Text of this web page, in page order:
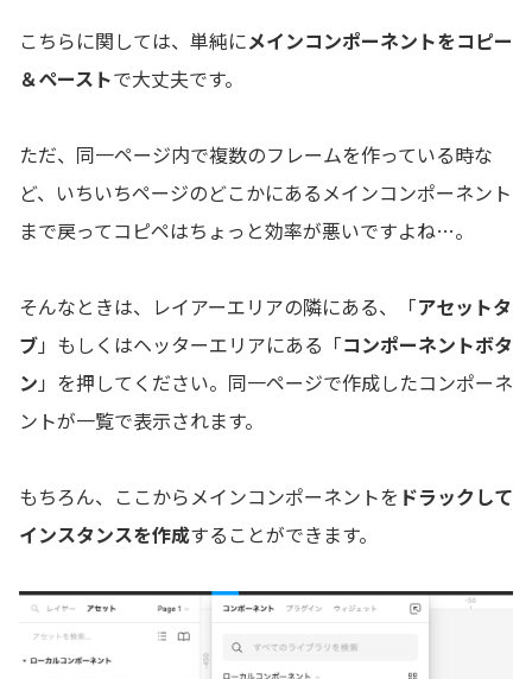
こちらに関しては、単純にメインコンポーネントをコピー
＆ペーストで大丈夫です。
ただ、同一ページ内で複数のフレームを作っている時な
ど、いちいちページのどこかにあるメインコンポーネント
まで戻ってコピペはちょっと効率が悪いですよね…。
そんなときは、レイアーエリアの隣にある、「アセットタ
ブ」もしくはヘッターエリアにある「コンポーネントボタ
ン 」を押してください。同一ページで作成したコンポーネ
ントが一覧で表示されます。
もちろん、ここからメインコンポーネントを ドラックして
インスタンスを作成することができます。